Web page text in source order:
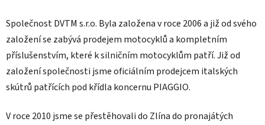
Společnost DVTM s.r.o. Byla založena v roce 2006 a již od svého
založení se zabývá prodejem motocyklů a kompletním
příslušenstvím, které k silničním motocyklům patří. Již od
založení společnosti jsme oficiálním prodejcem italských
skútrů patřících pod křídla koncernu PIAGGIO.
V roce 2010 jsme se přestěhovali do Zlína do pronajátých